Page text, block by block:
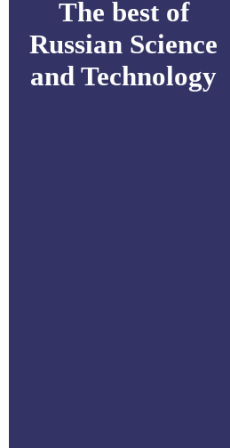
The best of
Russian Science
and Technology